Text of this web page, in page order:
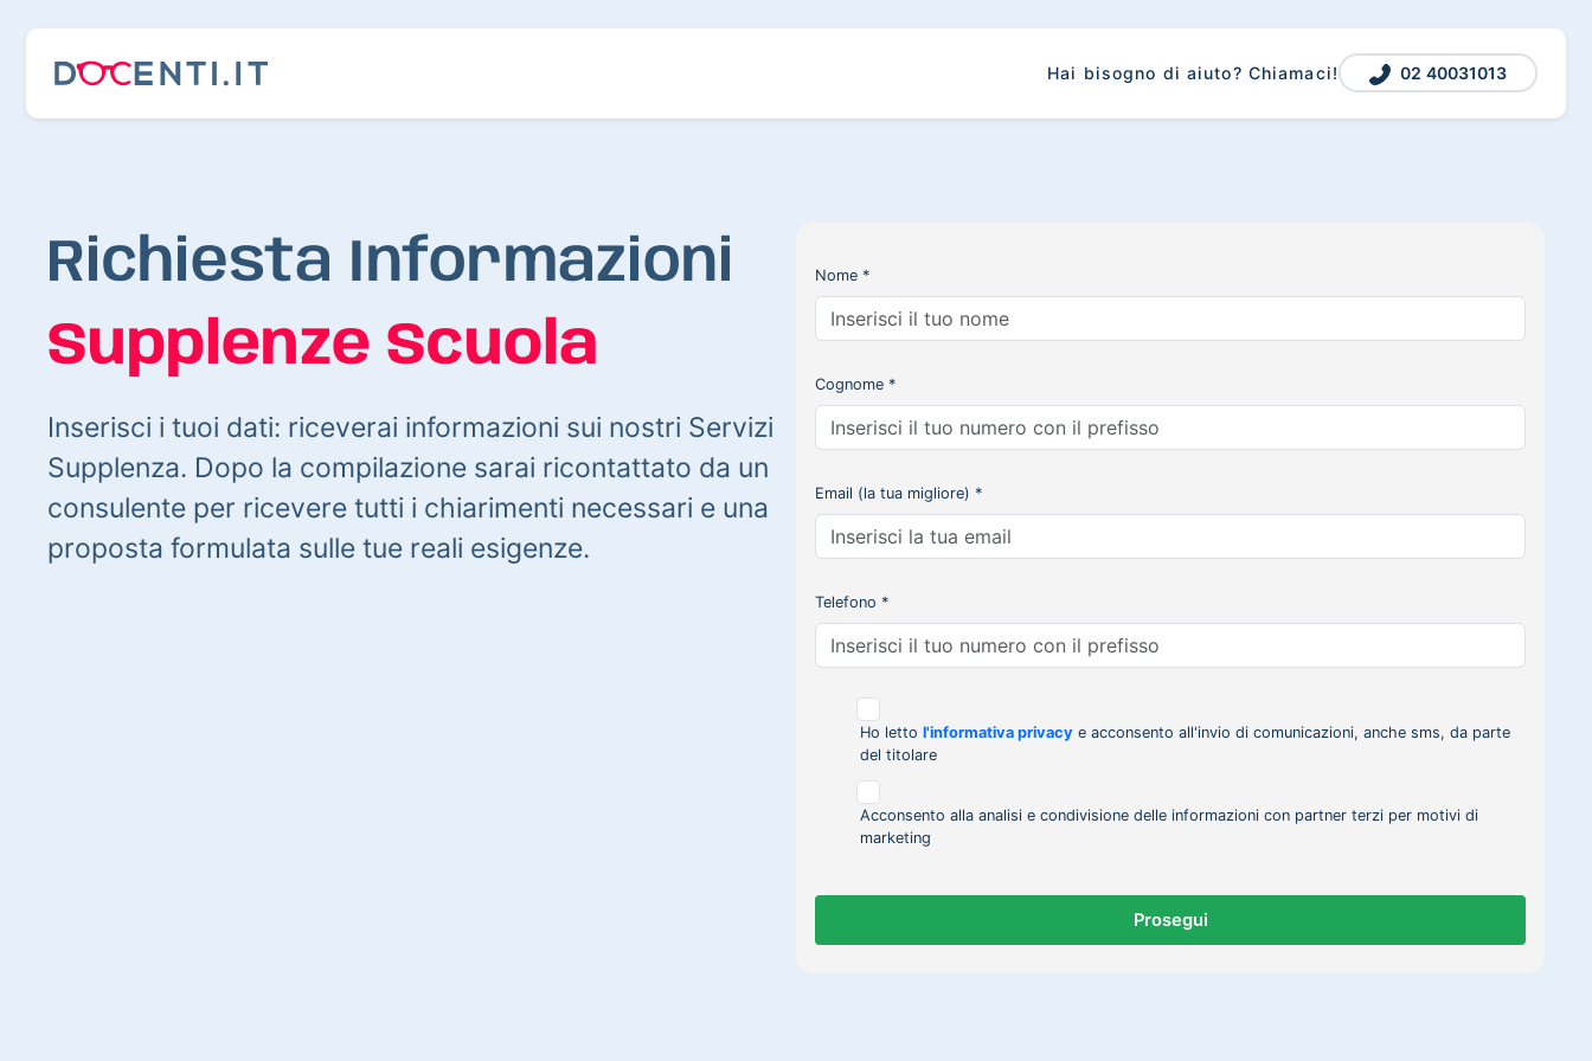
Hai bisogno di aiuto? Chiamaci! 02 40031013
Richiesta Informazioni
Supplenze Scuola
Inserisci i tuoi dati: riceverai informazioni sui nostri Servizi
Supplenza. Dopo la compilazione sarai ricontattato da un
consulente per ricevere tutti i chiarimenti necessari e una
proposta formulata sulle tue reali esigenze.
Nome *
Cognome *
Email (la tua migliore) *
Telefono *
Ho letto l'informativa privacy e acconsento all'invio di comunicazioni, anche sms, da parte
del titolare
Acconsento alla analisi e condivisione delle informazioni con partner terzi per motivi di
marketing